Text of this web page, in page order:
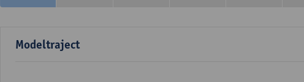
Modeltraject